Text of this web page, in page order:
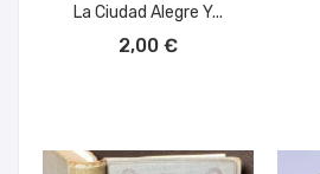
La Ciudad Alegre Y...
2,00 €